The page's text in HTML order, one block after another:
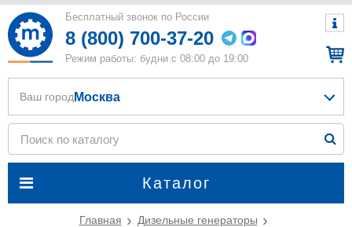
Бесплатный звонок по России
8 (800) 700-37-20
Режим работы: будни с 08:00 до 19:00
Каталог
Ваш город Москва
Главная
Дизельные генераторы